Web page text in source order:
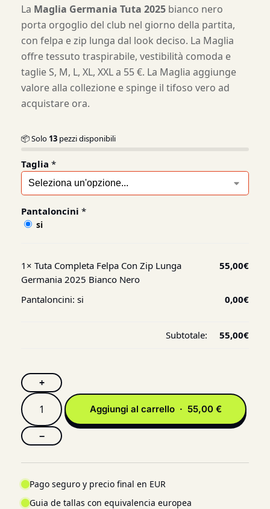
La Maglia Germania Tuta 2025 bianco nero
porta orgoglio del club nel giorno della partita,
con felpa e zip lunga dal look deciso. La Maglia
offre tessuto traspirabile, vestibilità comoda e
taglie S, M, L, XL, XXL a 55 €. La Maglia aggiunge
valore alla collezione e spinge il tifoso vero ad
acquistare ora.
📦 Solo 13 pezzi disponibili
Taglia *
Pantaloncini *
si
1× Tuta Completa Felpa Con Zip Lunga
Germania 2025 Bianco Nero
55,00€
Pantaloncini: si 0,00€
Subtotale: 55,00€
+
−
Aggiungi al carrello · 55,00 €
Pago seguro y precio final en EUR
Guia de tallas con equivalencia europea